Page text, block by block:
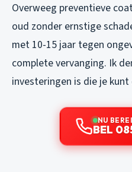
Overweeg preventieve
oud zonder ernstige
met 10-15 jaar tegen
complete vervanging. Ik
investeringen is die je kunt
NU
BEL